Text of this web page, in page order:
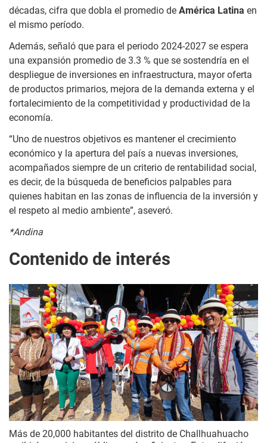
décadas, cifra que dobla el promedio de América Latina en
el mismo período.
Además, señaló que para el periodo 2024-2027 se espera
una expansión promedio de 3.3 % que se sostendría en el
despliegue de inversiones en infraestructura, mayor oferta
de productos primarios, mejora de la demanda externa y el
fortalecimiento de la competitividad y productividad de la
economía.
“Uno de nuestros objetivos es mantener el crecimiento
económico y la apertura del país a nuevas inversiones,
acompañados siempre de un criterio de rentabilidad social,
es decir, de la búsqueda de beneficios palpables para
quienes habitan en las zonas de influencia de la inversión y
el respeto al medio ambiente”, aseveró.
*Andina
Contenido de interés
Más de 20,000 habitantes del distrito de Challhuahuacho